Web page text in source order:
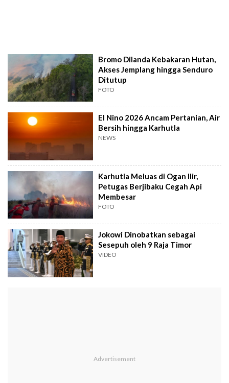
Bromo Dilanda Kebakaran Hutan,
Akses Jemplang hingga Senduro
Ditutup
FOTO
El Nino 2026 Ancam Pertanian, Air
Bersih hingga Karhutla
NEWS
Karhutla Meluas di Ogan Ilir,
Petugas Berjibaku Cegah Api
Membesar
FOTO
Jokowi Dinobatkan sebagai
Sesepuh oleh 9 Raja Timor
VIDEO